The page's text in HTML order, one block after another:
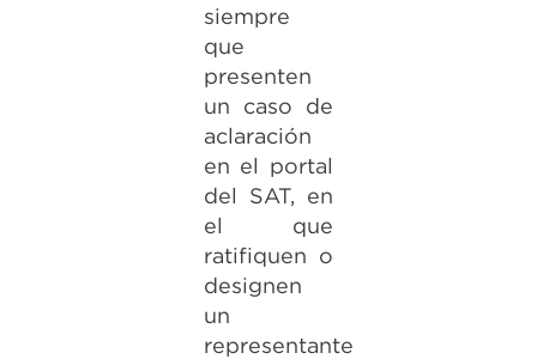
siempre
que
presenten
un caso de
aclaración
en el portal
del SAT, en
el que
ratifiquen o
designen
un
representante